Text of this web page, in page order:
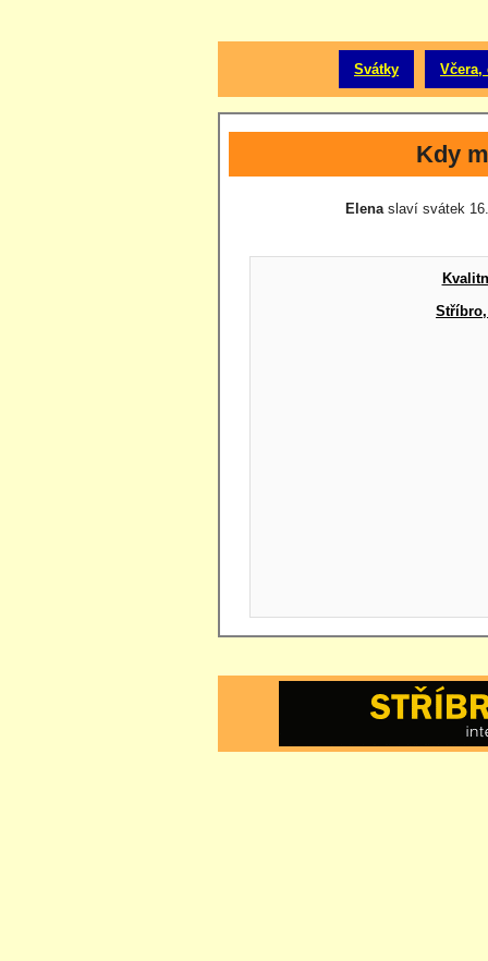
Svátky Včera,
Kdy
Elenaslaví svátek